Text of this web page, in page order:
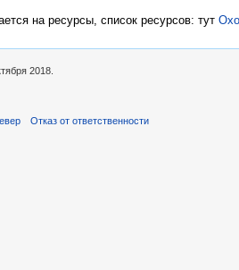
на ресурсы, список ресурсов: тут
2018.
Отказ от ответственности